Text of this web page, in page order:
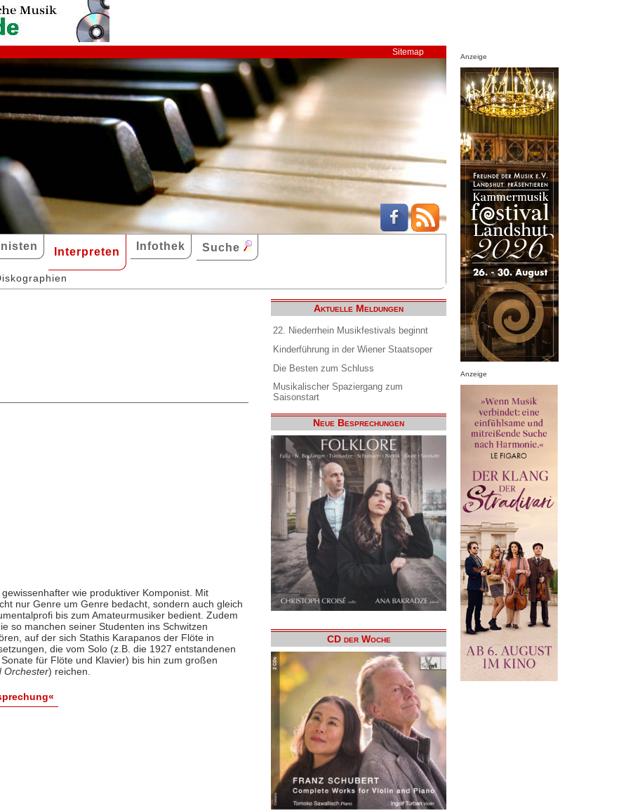
Sitemap
Interpreten Infothek Suche
wie produktiver Komponist. Mit
nur Genre um Genre bedacht, sondern auch gleich
bis zum Amateurmusiker bedient. Zudem
so manchen seiner Studenten ins Schwitzen
auf der sich Stathis Karapanos der Flöte in
die vom Solo (z.B. die 1927 entstandenen
für Flöte und Klavier) bis hin zum großen
Orchester) reichen.
Aktuelle Meldungen
22. Niederrhein Musikfestivals beginnt
Kinderführung in der Wiener Staatsoper
Die Besten zum Schluss
Musikalischer Spaziergang zum
Saisonstart
Neue Besprechungen
CD der Woche
Anzeige
Anzeige